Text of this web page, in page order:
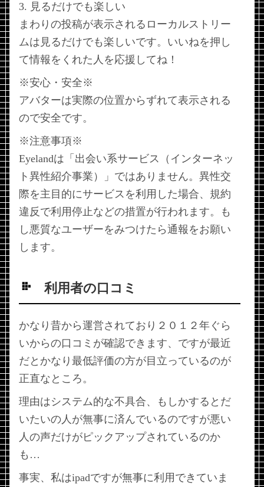
3. 見るだけでも楽しい
まわりの投稿が表示されるローカルストリー
ムは見るだけでも楽しいです。いいねを押し
て情報をくれた人を応援してね！
※安心・安全※
アバターは実際の位置からずれて表示される
ので安全です。
※注意事項※
Eyelandは「出会い系サービス（インターネッ
ト異性紹介事業）」ではありません。異性交
際を主目的にサービスを利用した場合、規約
違反で利用停止などの措置が行われます。も
し悪質なユーザーをみつけたら通報をお願い
します。
利用者の口コミ
かなり昔から運営されており２０１２年ぐら
いからの口コミが確認できます、ですが最近
だとかなり最低評価の方が目立っているのが
正直なところ。
理由はシステム的な不具合、もしかするとだ
いたいの人が無事に済んでいるのですが悪い
人の声だけがピックアップされているのか
も…
事実、私はipadですが無事に利用できていま